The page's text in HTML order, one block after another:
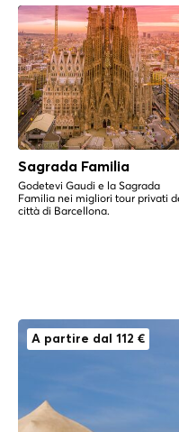
Sagrada Familia
Godetevi Gaudi e la Sagrada
Familia nei migliori tour privati
città di Barcellona.
A partire dal 112 €